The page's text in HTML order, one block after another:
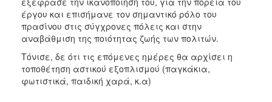
ΔΗΜΟΤΗΣ
ΕΠΙΣΚΕΠΤΗΣ
ΗΡΑΚΛΕΙΟ
έργου και επισήμανε τον σημαντικό ρόλο του
πρασίνου στις σύγχρονες πόλεις και στην
αναβάθμιση της ποιότητας ζωής των πολιτών.
Τόνισε, δε ότι τις επόμενες ημέρες θα αρχίσει η
τοποθέτηση αστικού εξοπλισμού (παγκάκια,
φωτιστικά, παιδική χαρά, κ.α)